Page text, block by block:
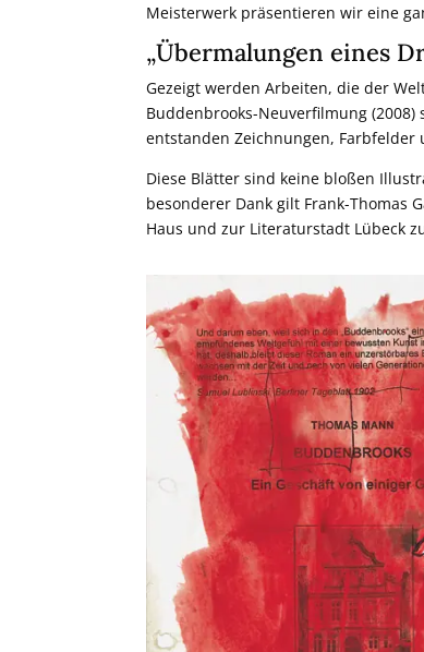
Meisterwerk präsentieren wir eine
„Übermalungen eines
Gezeigt werden Arbeiten, die der
Buddenbrooks-Neuverfilmung
entstanden Zeichnungen, Farbfelder
Diese Blätter sind keine bloßen
besonderer Dank gilt Frank-Thomas
Haus und zur Literaturstadt Lübeck